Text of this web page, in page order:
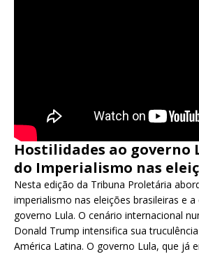
Hostilidades ao governo
do Imperialismo nas
Nesta edição da Tribuna Proletária
imperialismo nas eleições brasileiras e
governo Lula. O cenário internacional
Donald Trump intensifica sua
América Latina. O governo Lula, que já